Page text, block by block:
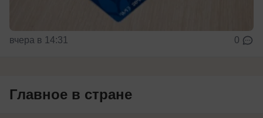
вчера в 14:31 0
Главное в стране